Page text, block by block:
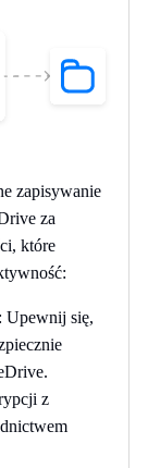
zapisywanie
za
które
Upewnij się,
z